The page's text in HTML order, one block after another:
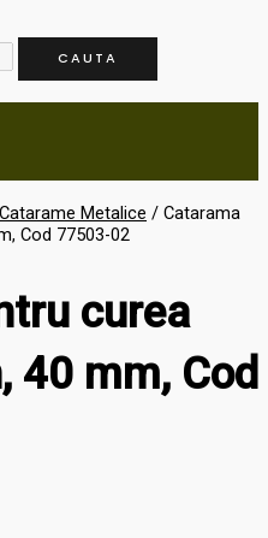
CAUTA
Catarame Metalice / Catarama
Cod 77503-02
curea
40 mm, Cod